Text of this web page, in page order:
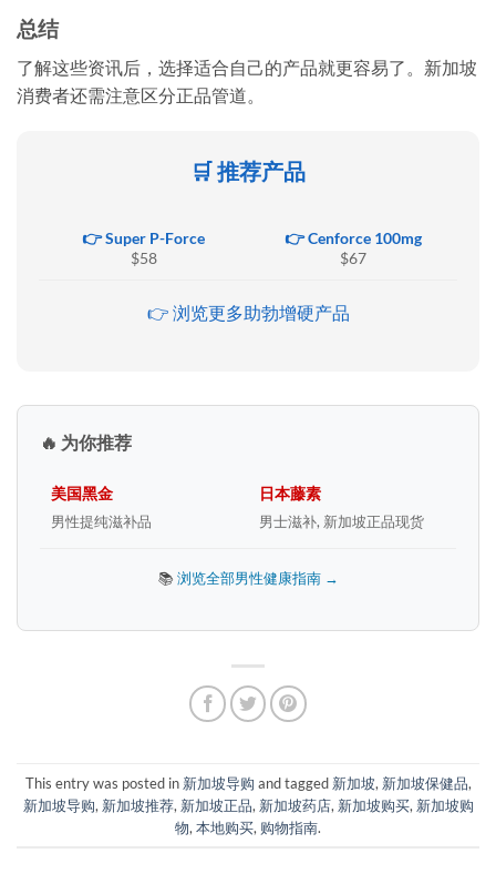
总结
了解这些资讯后，选择适合自己的产品就更容易了。新加坡
消费者还需注意区分正品管道。
🛒 推荐产品
👉 Super P-Force
$58
👉 Cenforce 100mg
$67
👉 浏览更多助勃增硬产品
🔥 为你推荐
美国黑金
男性提纯滋补品
日本藤素
男士滋补, 新加坡正品现货
📚 浏览全部男性健康指南 →
This entry was posted in 新加坡导购 and tagged 新加坡, 新加坡保健品,
新加坡导购, 新加坡推荐, 新加坡正品, 新加坡药店, 新加坡购买, 新加坡购
物, 本地购买, 购物指南.